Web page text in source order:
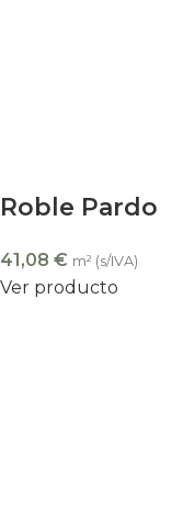
Roble Pardo
41,08 € m² (s/IVA)
Ver producto